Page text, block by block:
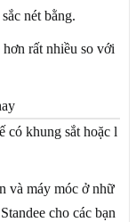
nét bằng.
rất nhiều so với
có khung sắt hoặc l
và máy móc ở nhữ
cho các bạn